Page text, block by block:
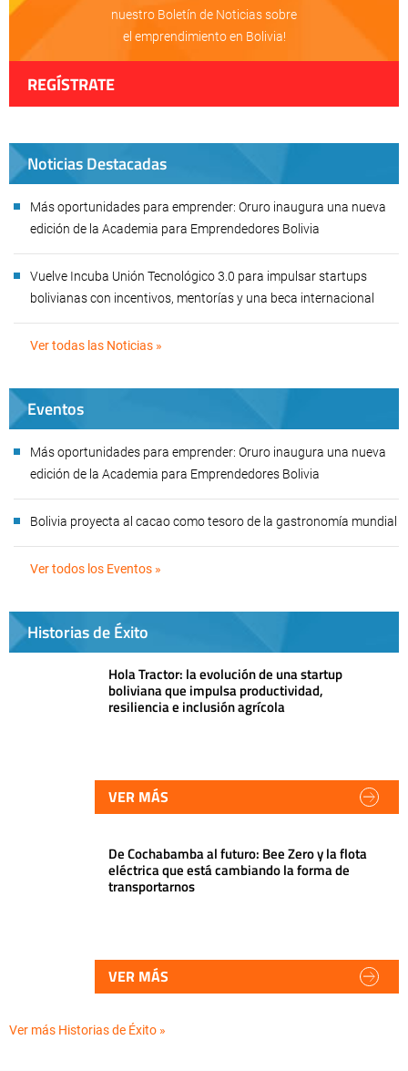
nuestro Boletín de Noticias sobre
el emprendimiento en Bolivia!
REGÍSTRATE
Noticias Destacadas
Más oportunidades para emprender: Oruro inaugura una nueva
edición de la Academia para Emprendedores Bolivia
Vuelve Incuba Unión Tecnológico 3.0 para impulsar startups
bolivianas con incentivos, mentorías y una beca internacional
Ver todas las Noticias »
Eventos
Más oportunidades para emprender: Oruro inaugura una nueva
edición de la Academia para Emprendedores Bolivia
Bolivia proyecta al cacao como tesoro de la gastronomía mundial
Ver todos los Eventos »
Historias de Éxito
Hola Tractor: la evolución de una startup
boliviana que impulsa productividad,
resiliencia e inclusión agrícola
VER MÁS
De Cochabamba al futuro: Bee Zero y la flota
eléctrica que está cambiando la forma de
transportarnos
VER MÁS
Ver más Historias de Éxito »